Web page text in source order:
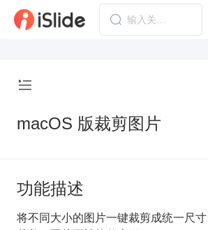
macOS 版裁剪图片
功能描述
将不同大小的图片一键裁剪成统一尺